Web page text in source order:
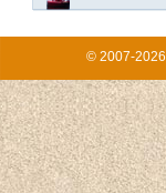
© 2007-2026